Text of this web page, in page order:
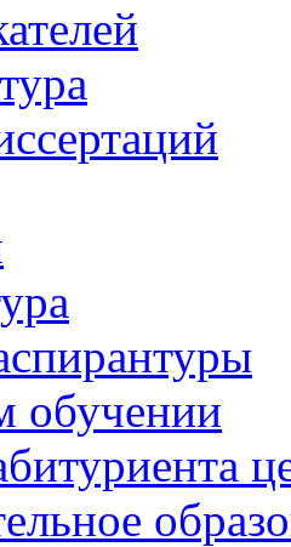
обучении